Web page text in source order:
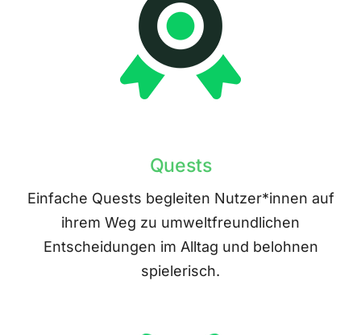
Quests
Einfache Quests begleiten Nutzer*innen auf
ihrem Weg zu umweltfreundlichen
Entscheidungen im Alltag und belohnen
spielerisch.